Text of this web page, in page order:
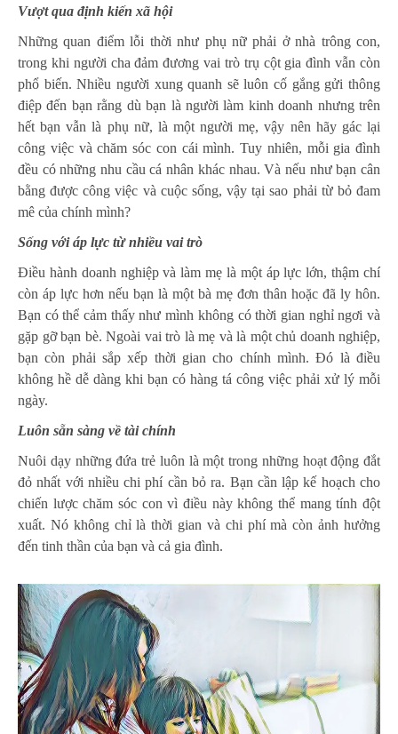
Vượt qua định kiến xã hội
Những quan điểm lỗi thời như phụ nữ phải ở nhà trông con,
trong khi người cha đảm đương vai trò trụ cột gia đình vẫn còn
phổ biến. Nhiều người xung quanh sẽ luôn cố gắng gửi thông
điệp đến bạn rằng dù bạn là người làm kinh doanh nhưng trên
hết bạn vẫn là phụ nữ, là một người mẹ, vậy nên hãy gác lại
công việc và chăm sóc con cái mình. Tuy nhiên, mỗi gia đình
đều có những nhu cầu cá nhân khác nhau. Và nếu như bạn cân
bằng được công việc và cuộc sống, vậy tại sao phải từ bỏ đam
mê của chính mình?
Sống với áp lực từ nhiều vai trò
Điều hành doanh nghiệp và làm mẹ là một áp lực lớn, thậm chí
còn áp lực hơn nếu bạn là một bà mẹ đơn thân hoặc đã ly hôn.
Bạn có thể cảm thấy như mình không có thời gian nghỉ ngơi và
gặp gỡ bạn bè. Ngoài vai trò là mẹ và là một chủ doanh nghiệp,
bạn còn phải sắp xếp thời gian cho chính mình. Đó là điều
không hề dễ dàng khi bạn có hàng tá công việc phải xử lý mỗi
ngày.
Luôn sẵn sàng về tài chính
Nuôi dạy những đứa trẻ luôn là một trong những hoạt động đắt
đỏ nhất với nhiều chi phí cần bỏ ra. Bạn cần lập kế hoạch cho
chiến lược chăm sóc con vì điều này không thể mang tính đột
xuất. Nó không chỉ là thời gian và chi phí mà còn ảnh hưởng
đến tinh thần của bạn và cả gia đình.